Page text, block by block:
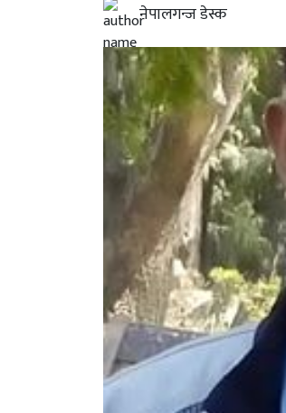
नेपालगन्ज डेस्क